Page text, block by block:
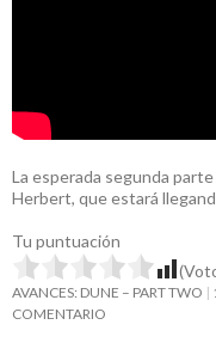
La esperada segunda
Herbert, que estará
Tu puntuación
AVANCES: DUNE – PART TWO
COMENTARIO